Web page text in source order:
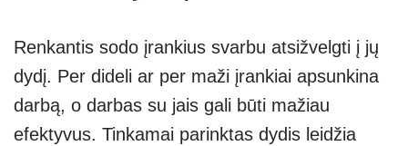
Renkantis sodo įrankius svarbu atsižvelgti į jų
dydį. Per dideli ar per maži įrankiai apsunkina
darbą, o darbas su jais gali būti mažiau
efektyvus. Tinkamai parinktas dydis leidžia